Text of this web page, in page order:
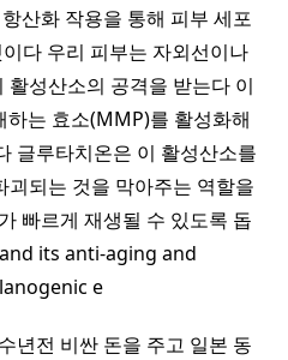
산화 작용을 통해 피부 세포
이다 우리 피부는 자외선이나
성산소의 공격을 받는다 이
는 효소(MMP)를 활성화해
글루타치온은 이 활성산소를
괴되는 것을 막아주는 역할을
빠르게 재생될 수 있도록 돕
its anti-aging and
e
년전 비싼 돈을 주고 일본 동